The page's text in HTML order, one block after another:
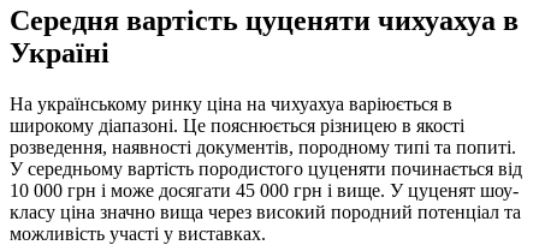
Середня вартість цуценяти чихуахуа в
Україні
На українському ринку ціна на чихуахуа варіюється в
широкому діапазоні. Це пояснюється різницею в якості
розведення, наявності документів, породному типі та попиті.
У середньому вартість породистого цуценяти починається від
10 000 грн і може досягати 45 000 грн і вище. У цуценят шоу-
класу ціна значно вища через високий породний потенціал та
можливість участі у виставках.